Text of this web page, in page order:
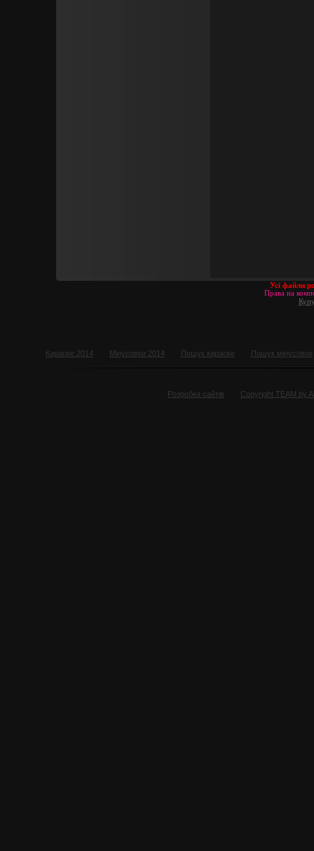
Усі файли
Права на
Караоке 2014 Мінусовки 2014 Пошук караоке Пошук мінусовок
Розробка сайтів Copyright TEAM by